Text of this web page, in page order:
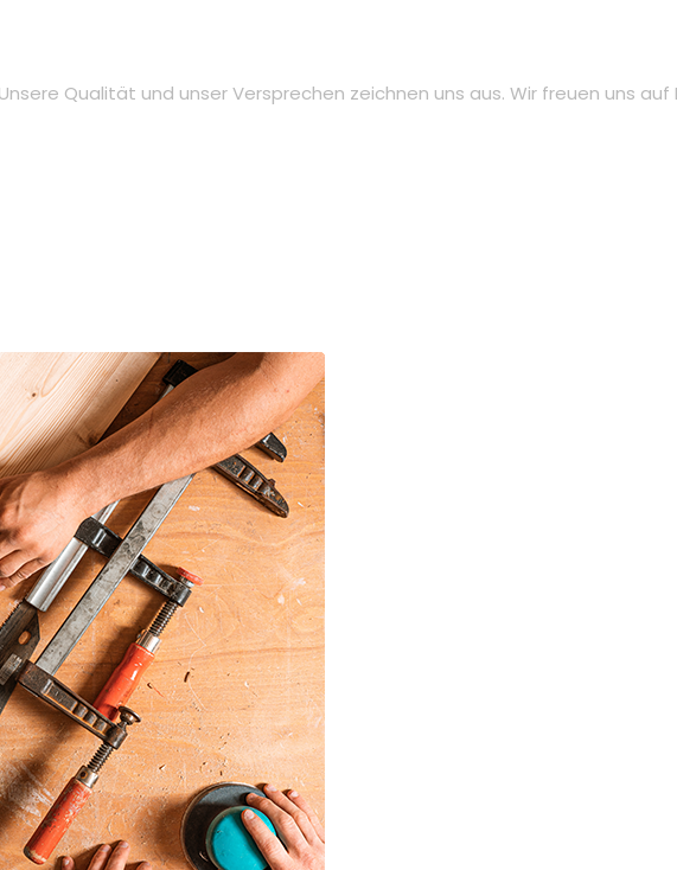
Qualität und unser Versprechen zeichnen uns aus. Wir freuen uns